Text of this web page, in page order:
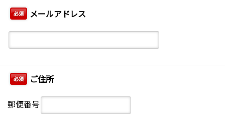
必須 メールアドレス
必須 ご住所
郵便番号